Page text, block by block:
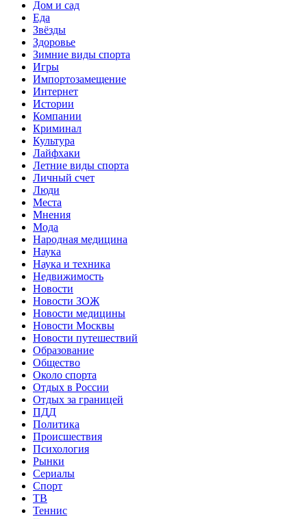
Дом и сад
Еда
Звёзды
Здоровье
Зимние виды спорта
Игры
Импортозамещение
Интернет
Истории
Компании
Криминал
Культура
Лайфхаки
Летние виды спорта
Личный счет
Люди
Места
Мнения
Мода
Народная медицина
Наука
Наука и техника
Недвижимость
Новости
Новости ЗОЖ
Новости медицины
Новости Москвы
Новости путешествий
Образование
Общество
Около спорта
Отдых в России
Отдых за границей
ПДД
Политика
Происшествия
Психология
Рынки
Сериалы
Спорт
ТВ
Теннис